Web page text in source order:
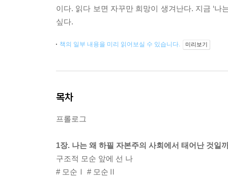
이다. 읽다 보면 자꾸만 희망이 생겨난다. 지금 ‘
싶다.
책의 일부 내용을 미리 읽어보실 수 있습니다. 미리보기
목차
프롤로그
1장. 나는 왜 하필 자본주의 사회에서 태어난 것일
구조적 모순 앞에 선 나
# 모순Ⅰ # 모순Ⅱ